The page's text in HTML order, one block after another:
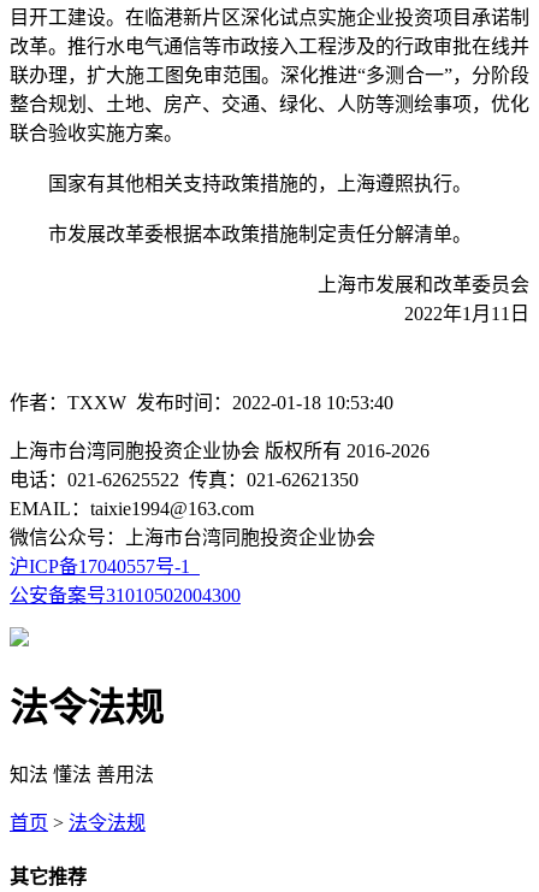
目开工建设。在临港新片区深化试点实施企业投资项目承诺制
改革。推行水电气通信等市政接入工程涉及的行政审批在线并
联办理，扩大施工图免审范围。深化推进“多测合一”，分阶段
整合规划、土地、房产、交通、绿化、人防等测绘事项，优化
联合验收实施方案。
国家有其他相关支持政策措施的，上海遵照执行。
市发展改革委根据本政策措施制定责任分解清单。
上海市发展和改革委员会
2022年1月11日
作者：TXXW 发布时间：2022-01-18 10:53:40
上海市台湾同胞投资企业协会 版权所有 2016-2026
电话：021-62625522 传真：021-62621350
EMAIL：taixie1994@163.com
微信公众号：上海市台湾同胞投资企业协会
沪ICP备17040557号-1
公安备案号31010502004300
法令法规
知法 懂法 善用法
首页 > 法令法规
其它推荐